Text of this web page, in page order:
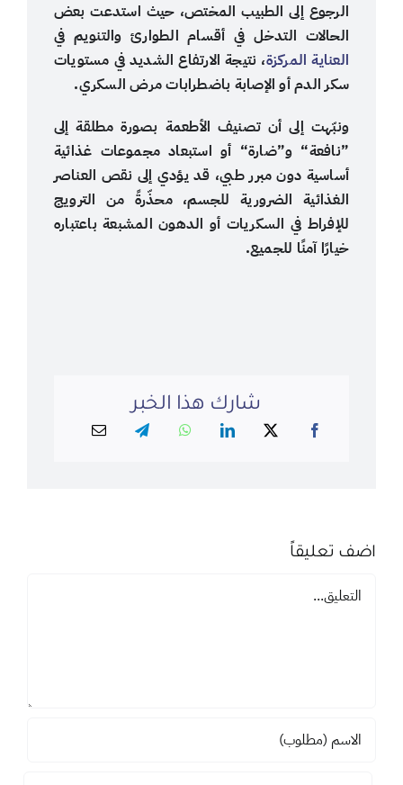
الرجوع إلى الطبيب المختص، حيث استدعت بعض
الحالات التدخل في أقسام الطوارئ والتنويم في
العناية المركزة، نتيجة الارتفاع الشديد في مستويات
سكر الدم أو الإصابة باضطرابات مرض السكري.
ونبّهت إلى أن تصنيف الأطعمة بصورة مطلقة إلى
”نافعة“ و”ضارة“ أو استبعاد مجموعات غذائية
أساسية دون مبرر طبي، قد يؤدي إلى نقص العناصر
الغذائية الضرورية للجسم، محذّرةً من الترويج
للإفراط في السكريات أو الدهون المشبعة باعتباره
خيارًا آمنًا للجميع.
شارك هذا الخبر
اضف تعليقاً
تعليق